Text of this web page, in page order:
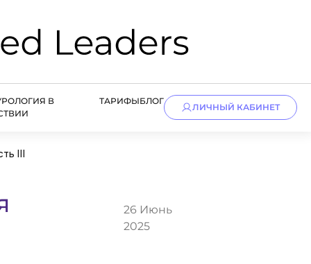
В
ТАРИФЫБЛОГ
ЛИЧНЫЙ КАБИНЕТ
III
26 Июнь
2025